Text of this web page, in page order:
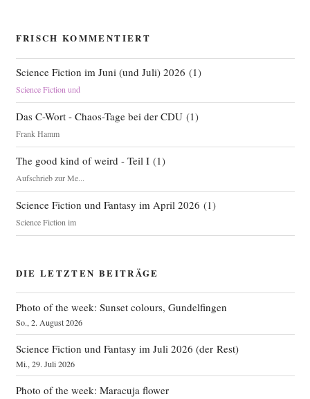
FRISCH KOMMENTIERT
Science Fiction im Juni (und Juli) 2026 (1)
Science Fiction und
Das C-Wort - Chaos-Tage bei der CDU(1)
Frank Hamm
The good kind of weird - Teil I(1)
Aufschrieb zur Me...
Science Fiction und Fantasy im April 2026 (1)
Science Fiction im
DIE LETZTEN BEITRÄGE
Photo of the week: Sunset colours, Gundelfingen
So., 2. August 2026
Science Fiction und Fantasy im Juli 2026 (der Rest)
Mi., 29. Juli 2026
Photo of the week: Maracuja flower